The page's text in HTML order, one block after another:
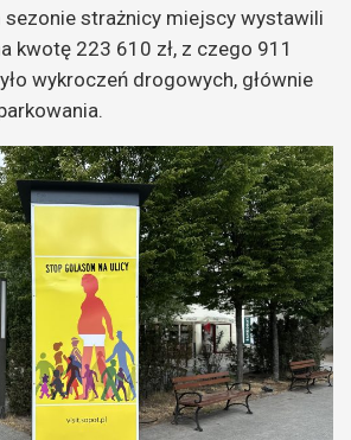
sezonie strażnicy miejscy wystawili
kwotę 223 610 zł, z czego 911
wykroczeń drogowych, głównie